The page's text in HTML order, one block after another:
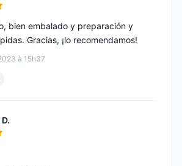
à 15h37
bien embalado y preparación y
Gracias, ¡lo recomendamos!